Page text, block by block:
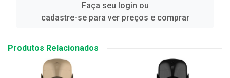
Faça seu login ou
cadastre-se para ver preços e comprar
Produtos Relacionados